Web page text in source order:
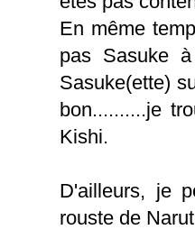
En même
pas Sasuke
Sasuke(ette)
bon..........je
Kishi.
D'ailleurs, je
rouste de